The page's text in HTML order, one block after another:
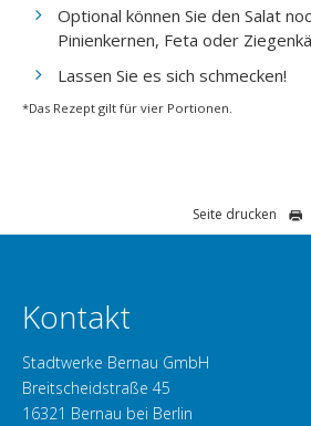
Optional können Sie den Salat
Pinienkernen, Feta oder
Lassen Sie es sich schmecken!
*Das Rezept gilt für vier Portionen.
Seite drucken
Kontakt
Stadtwerke Bernau GmbH
Breitscheidstraße 45
16321 Bernau bei Berlin